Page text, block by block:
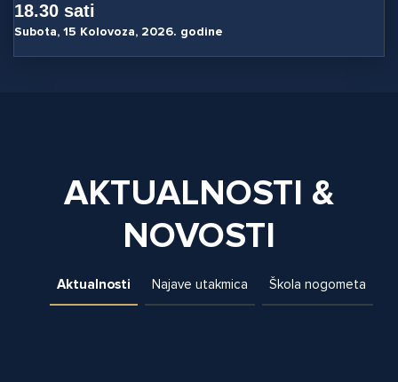
18.30 sati
Subota, 15 Kolovoza, 2026. godine
AKTUALNOSTI &
NOVOSTI
Aktualnosti Najave utakmica Škola nogometa